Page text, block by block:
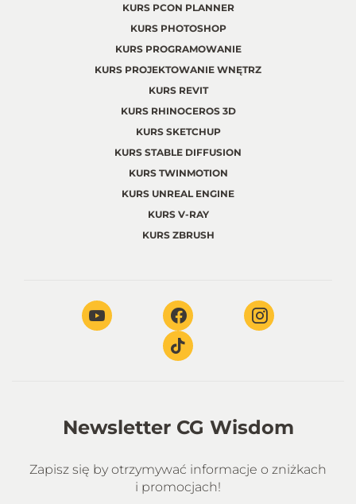
KURS PCON PLANNER
KURS PHOTOSHOP
KURS PROGRAMOWANIE
KURS PROJEKTOWANIE WNĘTRZ
KURS REVIT
KURS RHINOCEROS 3D
KURS SKETCHUP
KURS STABLE DIFFUSION
KURS TWINMOTION
KURS UNREAL ENGINE
KURS V-RAY
KURS ZBRUSH
Newsletter CG Wisdom
Zapisz się by otrzymywać informacje o zniżkach
i promocjach!